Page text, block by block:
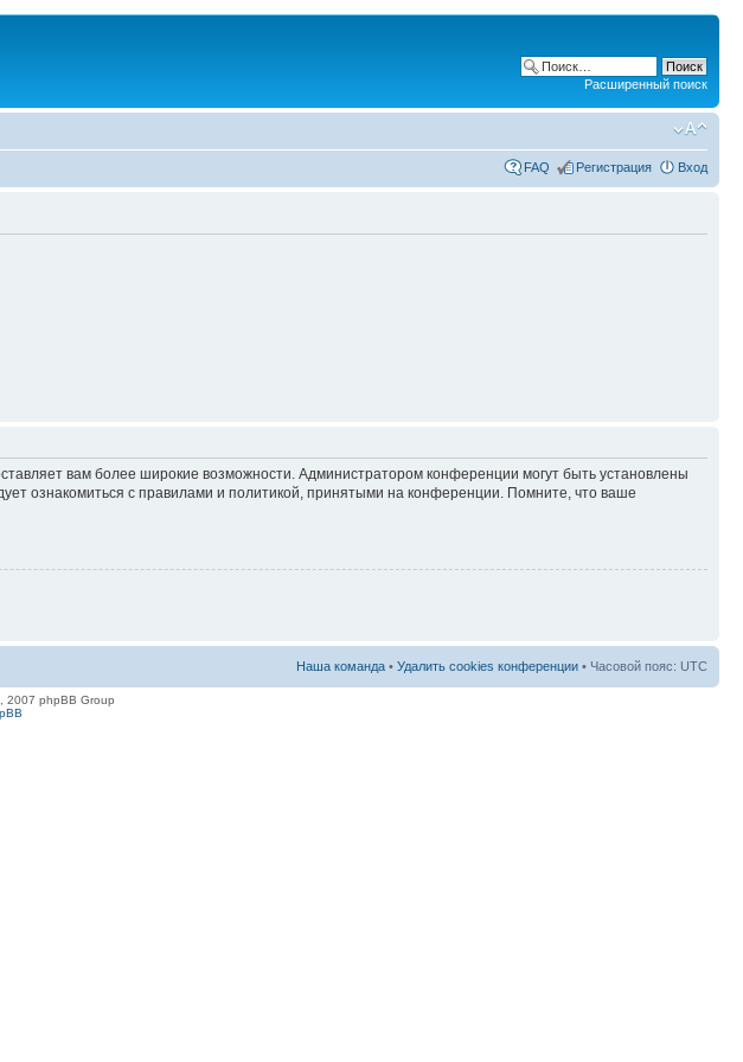
Расширенный поиск
FAQ Регистрация Вход
вам более широкие возможности. Администратором конференции могут быть установлены
ознакомиться с правилами и политикой, принятыми на конференции. Помните, что ваше
Наша команда • Удалить cookies конференции • Часовой пояс: UTC
2007 phpBB Group